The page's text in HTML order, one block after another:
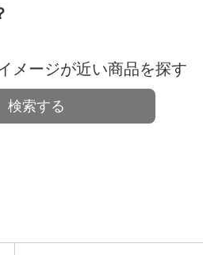
メージが近い商品を探す
検索する